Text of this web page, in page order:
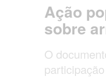
Ação
sobre
O